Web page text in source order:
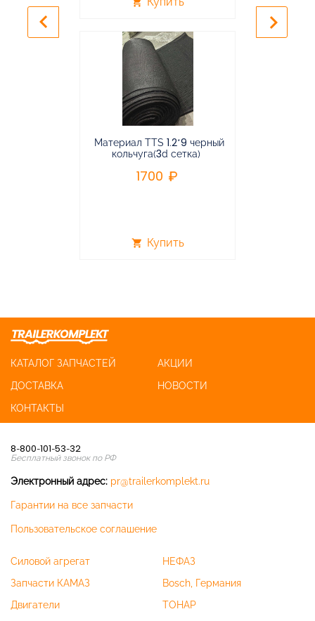
Материал TTS 1.2*9 черный
кольчуга(3d сетка)
1700
shopping_cart Купить
keyboard_arrow_left keyboard_arrow_right
КАТАЛОГ ЗАПЧАСТЕЙ
АКЦИИ
ДОСТАВКА
НОВОСТИ
КОНТАКТЫ
8-800-101-53-32
Бесплатный звонок по РФ
Электронный адрес: pr@trailerkomplekt.ru
Гарантии на все запчасти
Пользовательское соглашение
Силовой агрегат
Запчасти КАМАЗ
Двигатели
НЕФАЗ
Bosch, Германия
ТОНАР